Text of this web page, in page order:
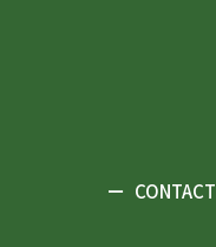
ー CONTACT